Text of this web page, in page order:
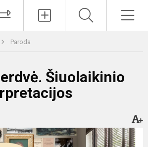
Paroda
Šiuolaikinio